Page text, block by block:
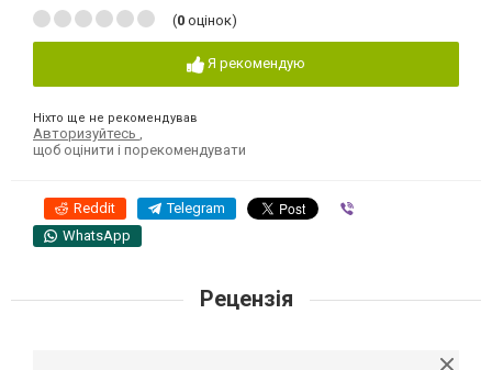
(0 оцінок)
Я рекомендую
Ніхто ще не рекомендував
Авторизуйтесь
щоб оцінити і порекомендувати
Reddit Telegram
WhatsApp
Рецензія